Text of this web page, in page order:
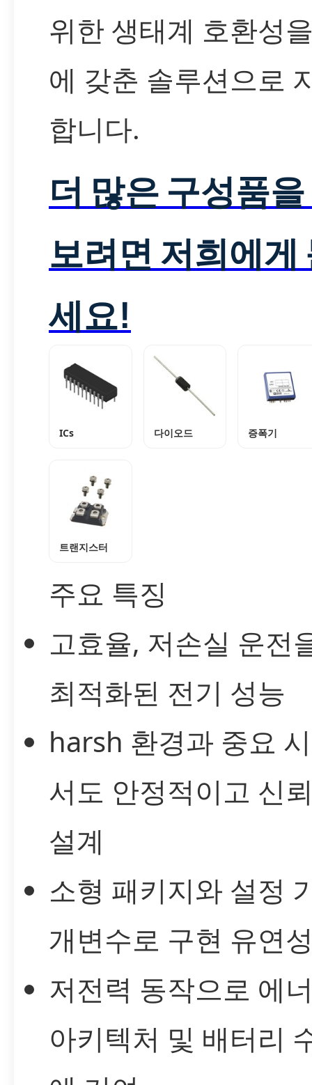
위한 생태계 호환성
에 갖춘 솔루션으로
합니다.
더 많은 구성품
보려면 저희에게
세요!
ICs 다이오드 증폭기
트랜지스터
주요 특징
고효율, 저손실 운전
최적화된 전기 성능
harsh 환경과 중요
서도 안정적이고 신
설계
소형 패키지와 설정
개변수로 구현 유연
저전력 동작으로 에
아키텍처 및 배터리